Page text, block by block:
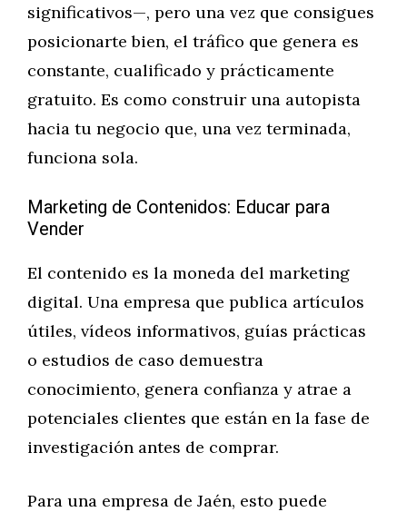
significativos—, pero una vez que consigues
posicionarte bien, el tráfico que genera es
constante, cualificado y prácticamente
gratuito. Es como construir una autopista
hacia tu negocio que, una vez terminada,
funciona sola.
Marketing de Contenidos: Educar para
Vender
El contenido es la moneda del marketing
digital. Una empresa que publica artículos
útiles, vídeos informativos, guías prácticas
o estudios de caso demuestra
conocimiento, genera confianza y atrae a
potenciales clientes que están en la fase de
investigación antes de comprar.
Para una empresa de Jaén, esto puede